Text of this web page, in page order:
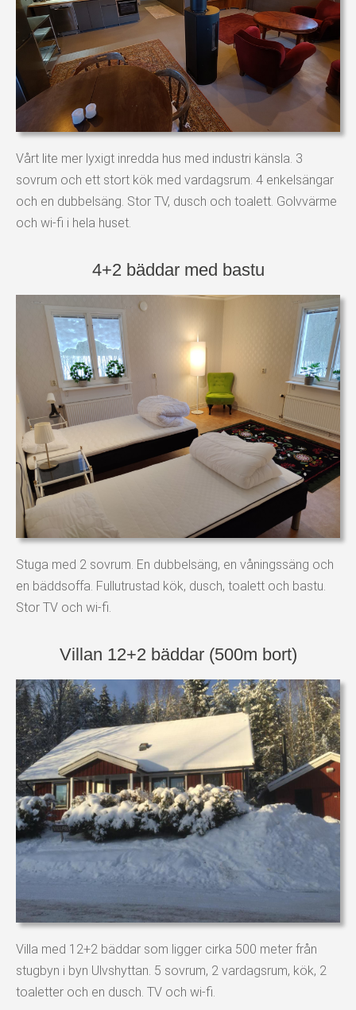
Vårt lite mer lyxigt inredda hus med industri känsla. 3
sovrum och ett stort kök med vardagsrum. 4 enkelsängar
och en dubbelsäng. Stor TV, dusch och toalett. Golvvärme
och wi-fi i hela huset.
4+2 bäddar med bastu
Stuga med 2 sovrum. En dubbelsäng, en våningssäng och
en bäddsoffa. Fullutrustad kök, dusch, toalett och bastu.
Stor TV och wi-fi.
Villan 12+2 bäddar (500m bort)
Villa med 12+2 bäddar som ligger cirka 500 meter från
stugbyn i byn Ulvshyttan. 5 sovrum, 2 vardagsrum, kök, 2
toaletter och en dusch. TV och wi-fi.